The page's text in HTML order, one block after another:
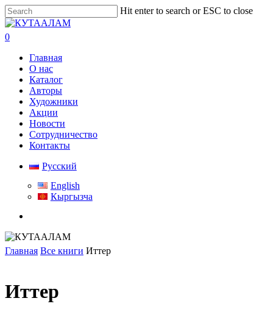
Skip
to
main
content
Hit enter to search or ESC to close
Close
Search
search
0
Главная
О нас
Каталог
Авторы
Художники
Акции
Новости
Сотрудничество
Контакты
Русский
English
Кыргызча
Главная Все книги Иттер
Иттер